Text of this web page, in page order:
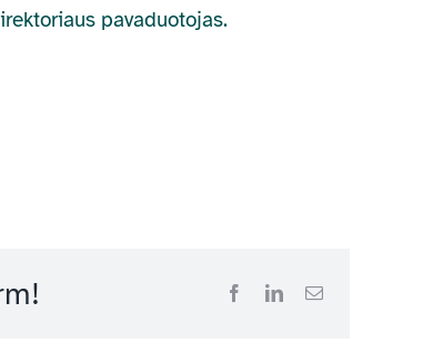
pavaduotojas.
FacebookLinkedInEmail